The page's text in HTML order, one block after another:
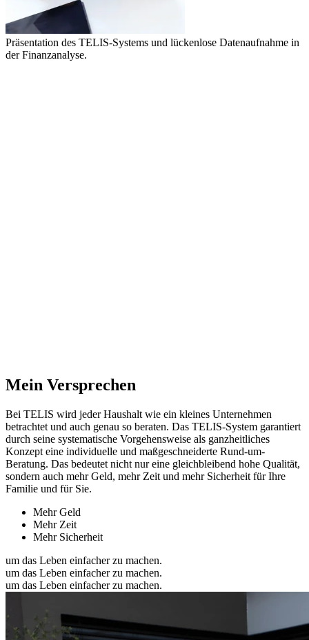
Präsentation des TELIS-Systems und lückenlose Datenaufnahme in
der Finanzanalyse.
Mein Versprechen
Bei TELIS wird jeder Haushalt wie ein kleines Unternehmen
betrachtet und auch genau so beraten. Das TELIS-System garantiert
durch seine systematische Vorgehensweise als ganzheitliches
Konzept eine individuelle und maßgeschneiderte Rund-um-
Beratung. Das bedeutet nicht nur eine gleichbleibend hohe Qualität,
sondern auch mehr Geld, mehr Zeit und mehr Sicherheit für Ihre
Familie und für Sie.
Mehr Geld
Mehr Zeit
Mehr Sicherheit
um das Leben einfacher zu machen.
um das Leben einfacher zu machen.
um das Leben einfacher zu machen.